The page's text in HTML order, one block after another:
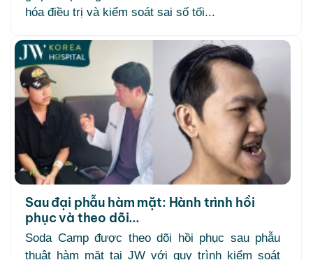
hóa điều trị và kiểm soát sai số tối...
Sau đại phẫu hàm mặt: Hành trình hồi
phục và theo dõi...
Soda Camp được theo dõi hồi phục sau phẫu
thuật hàm mặt tại JW với quy trình kiểm soát